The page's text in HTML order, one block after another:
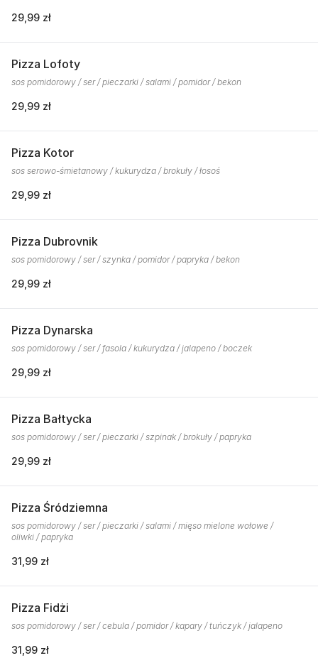
29,99 zł
Pizza Lofoty
sos pomidorowy / ser / pieczarki / salami / pomidor / bekon
29,99 zł
Pizza Kotor
sos serowo-śmietanowy / kukurydza / brokuły / łosoś
29,99 zł
Pizza Dubrovnik
sos pomidorowy / ser / szynka / pomidor / papryka / bekon
29,99 zł
Pizza Dynarska
sos pomidorowy / ser / fasola / kukurydza / jalapeno / boczek
29,99 zł
Pizza Bałtycka
sos pomidorowy / ser / pieczarki / szpinak / brokuły / papryka
29,99 zł
Pizza Śródziemna
sos pomidorowy / ser / pieczarki / salami / mięso mielone wołowe /
oliwki / papryka
31,99 zł
Pizza Fidżi
sos pomidorowy / ser / cebula / pomidor / kapary / tuńczyk / jalapeno
31,99 zł